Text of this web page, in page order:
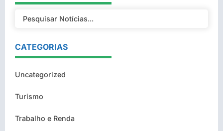
CATEGORIAS
Uncategorized
Turismo
Trabalho e Renda